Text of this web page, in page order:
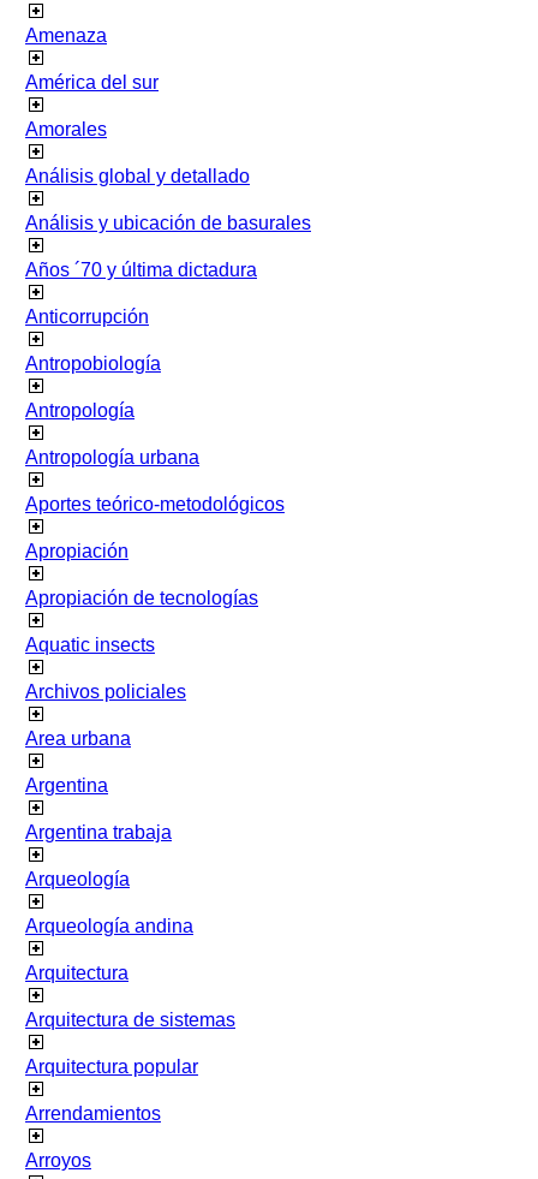
Amenaza
América del sur
Amorales
Análisis global y detallado
Análisis y ubicación de basurales
Años ´70 y última dictadura
Anticorrupción
Antropobiología
Antropología
Antropología urbana
Aportes teórico-metodológicos
Apropiación
Apropiación de tecnologías
Aquatic insects
Archivos policiales
Area urbana
Argentina
Argentina trabaja
Arqueología
Arqueología andina
Arquitectura
Arquitectura de sistemas
Arquitectura popular
Arrendamientos
Arroyos